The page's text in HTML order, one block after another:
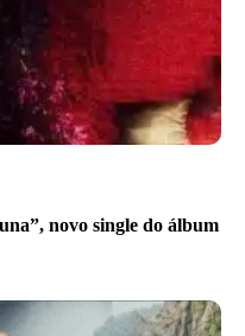
novo single do álbum